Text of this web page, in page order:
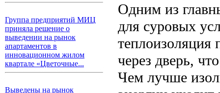
Группа предприятий МИЦ
приняла решение о
выведении на рынок
апартаментов в
инновационном жилом
квартале «Цветочные...
Выведены на рынок
Одним из
для суровых
теплоизоляция
через дверь,
Чем лучше